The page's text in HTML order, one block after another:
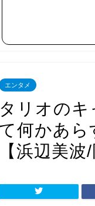
エンタメ
タリオのキ
て何かあら
【浜辺美波